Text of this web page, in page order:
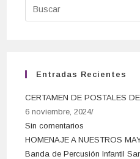
Entradas Recientes
CERTAMEN DE POSTALES
6 noviembre, 2024/
Sin comentarios
HOMENAJE A NUESTROS
Banda de Percusión Infantil